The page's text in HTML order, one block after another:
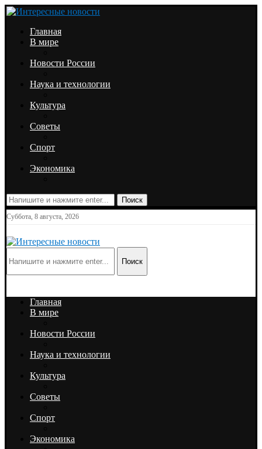
Главная
В мире
Новости России
Наука и технологии
Культура
Советы
Спорт
Экономика
Поиск
Суббота, 8 августа, 2026
Поиск
Главная
В мире
Новости России
Наука и технологии
Культура
Советы
Спорт
Экономика